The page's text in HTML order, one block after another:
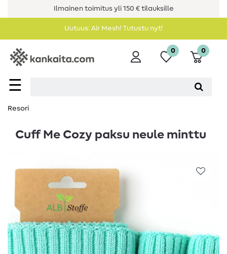
Ilmainen toimitus yli 150 € tilauksille
Uutuus: Air Mesh! Tutustu nyt!
☰
0 0
Resori
Cuff Me Cozy paksu neule minttu